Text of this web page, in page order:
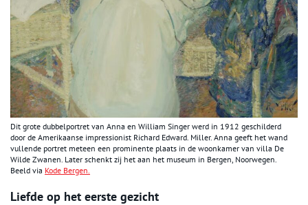
Dit grote dubbelportret van Anna en William Singer werd in 1912 geschilderd
door de Amerikaanse impressionist Richard Edward. Miller. Anna geeft het wand
vullende portret meteen een prominente plaats in de woonkamer van villa De
Wilde Zwanen. Later schenkt zij het aan het museum in Bergen, Noorwegen.
Beeld via Kode Bergen.
Liefde op het eerste gezicht